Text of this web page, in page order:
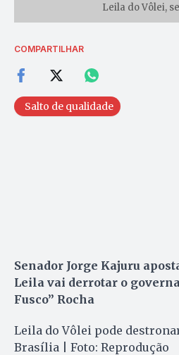
Leila do Vôlei,
COMPARTILHAR
Salto de qualidade
Senador Jorge Kajuru
Leila vai derrotar o
Fusco” Rocha
Leila do Vôlei pode
Brasília | Foto: Reprodução